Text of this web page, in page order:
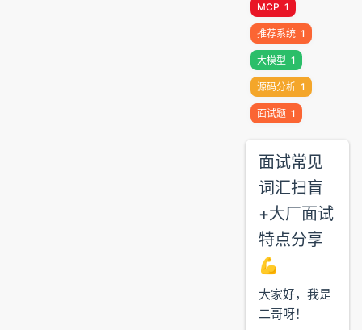
MCP 1
推荐系统 1
大模型 1
源码分析 1
面试题 1
面试常见
词汇扫盲
+大厂面试
特点分享
💪
大家好，我是
二哥呀！